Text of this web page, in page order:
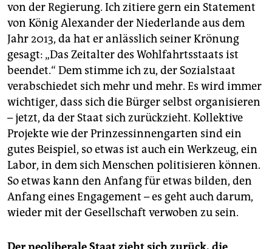
von der Regierung. Ich zitiere gern ein Statement
von König Alexander der Niederlande aus dem
Jahr 2013, da hat er anlässlich seiner Krönung
gesagt: „Das Zeitalter des Wohlfahrtsstaats ist
beendet.“ Dem stimme ich zu, der Sozialstaat
verabschiedet sich mehr und mehr. Es wird immer
wichtiger, dass sich die Bürger selbst organisieren
– jetzt, da der Staat sich zurückzieht. Kollektive
Projekte wie der Prinzessinnengarten sind ein
gutes Beispiel, so etwas ist auch ein Werkzeug, ein
Labor, in dem sich Menschen politisieren können.
So etwas kann den Anfang für etwas bilden, den
Anfang eines Engagement – es geht auch darum,
wieder mit der Gesellschaft verwoben zu sein.